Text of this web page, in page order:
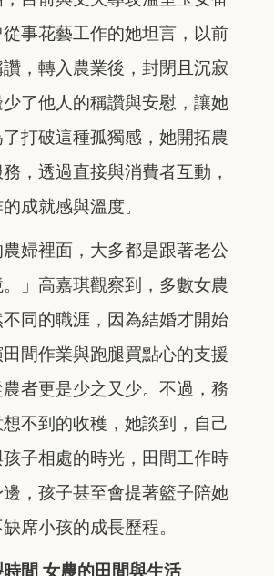
事花藝工作的她坦言，以前
，轉入農業後，封閉且沉寂
了他人的稱讚與安慰，讓她
打破這種孤獨感，她開拓農
，透過直接與消費者互動，
成就感與溫度。
農婦裡面，大多都是跟著老公
」高嘉琪觀察到，多數女農
同的職涯，因為結婚才開始
間作業與跑腿買點心的支援
者更是少之又少。不過，務
不到的收穫，她談到，自己
子相處的時光，田間工作時
，孩子甚至會提著籃子陪她
席小孩的成長歷程。
間 女農的田間與生活